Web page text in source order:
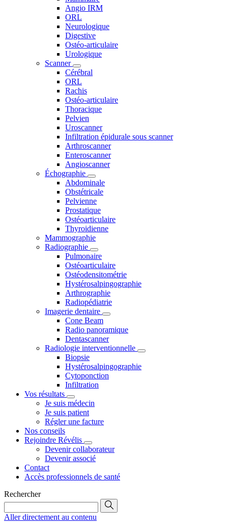
Angio IRM
ORL
Neurologique
Digestive
Ostéo-articulaire
Urologique
Scanner
Cérébral
ORL
Rachis
Ostéo-articulaire
Thoracique
Pelvien
Uroscanner
Infiltration épidurale sous scanner
Arthroscanner
Enteroscanner
Angioscanner
Échographie
Abdominale
Obstétricale
Pelvienne
Prostatique
Ostéoarticulaire
Thyroidienne
Mammographie
Radiographie
Pulmonaire
Ostéoarticulaire
Ostéodensitométrie
Hystérosalpingographie
Arthrographie
Radiopédiatrie
Imagerie dentaire
Cone Beam
Radio panoramique
Dentascanner
Radiologie interventionnelle
Biopsie
Hystérosalpingographie
Cytoponction
Infiltration
Vos résultats
Je suis médecin
Je suis patient
Régler une facture
Nos conseils
Rejoindre Révélis
Devenir collaborateur
Devenir associé
Contact
Accès professionnels de santé
Rechercher
Aller directement au contenu